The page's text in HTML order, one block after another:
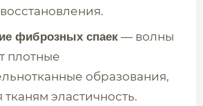
фиброзных спаек — волны
плотные
образования,
эластичность.